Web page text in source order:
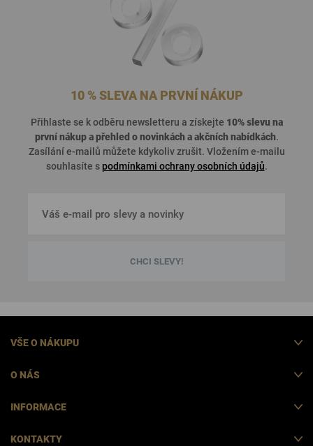
10 % SLEVA NA PRVNÍ NÁKUP
Přihlaste se k odběru newsletteru a získejte 10% slevu na
první nákup a přehled o novinkách a akčních nabídkách.
Zasílání e-mailů můžete kdykoliv zrušit. Vložením e-mailu
souhlasíte s podmínkami ochrany osobních údajů.
CHCI SLEVY!
VŠE O NÁKUPU
O NÁS
INFORMACE
KONTAKTY